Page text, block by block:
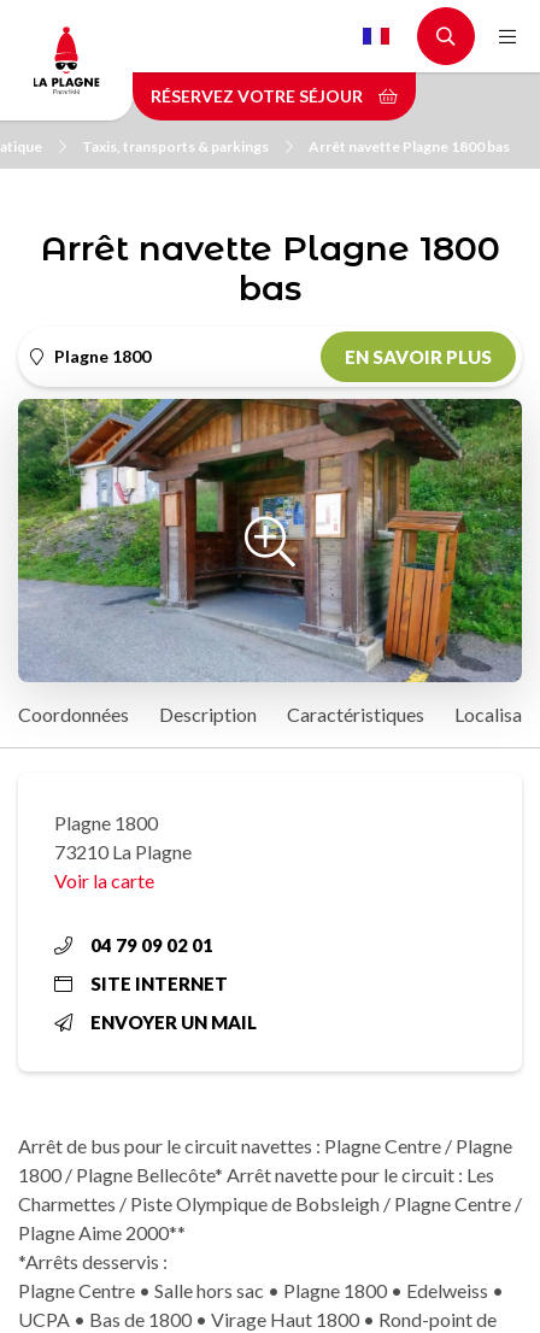
contenu
principal
RÉSERVEZ VOTRE SÉJOUR
Taxis, transports & parkings Arrêt navette Plagne 1800 bas
Arrêt navette Plagne 1800
bas
Plagne 1800 EN SAVOIR PLUS
Coordonnées Description Caractéristiques
Plagne 1800
73210 La Plagne
Voir la carte
04 79 09 02 01
SITE INTERNET
ENVOYER UN MAIL
Arrêt de bus pour le circuit navettes : Plagne Centre / Plagne
1800 / Plagne Bellecôte* Arrêt navette pour le circuit : Les
Charmettes / Piste Olympique de Bobsleigh / Plagne Centre /
Plagne Aime 2000**
*Arrêts desservis :
Plagne Centre • Salle hors sac • Plagne 1800 • Edelweiss •
UCPA • Bas de 1800 • Virage Haut 1800 • Rond-point de